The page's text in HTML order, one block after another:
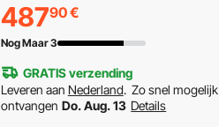
48790€
Nog Maar 3
GRATIS verzending
Leveren aan Nederland. Zo snel mogelijk
ontvangen Do. Aug. 13 Details